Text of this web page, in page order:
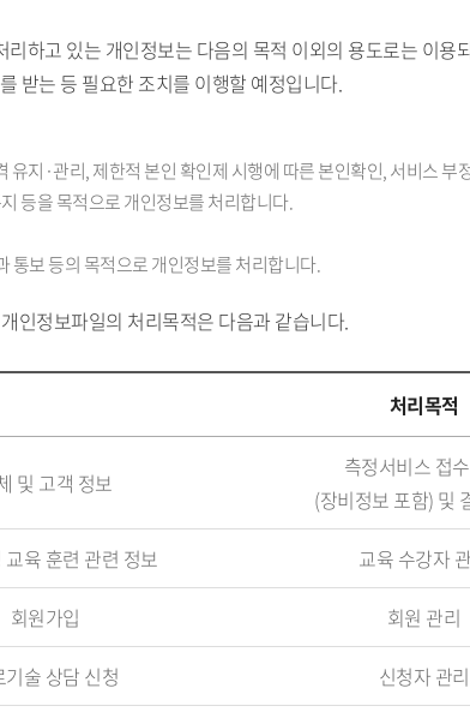
하고 있는 개인정보는 다음의 목적 이외의 용도로는 이용
받는 등 필요한 조치를 이행할 예정입니다.
지·관리, 제한적 본인 확인제 시행에 따른 본인확인, 서비스 부
등을 목적으로 개인정보를 처리합니다.
통보 등의 목적으로 개인정보를 처리합니다.
인정보파일의 처리목적은 다음과 같습니다.
처리목적
및 고객 정보
측정서비스 접
(장비정보 포함) 및
교육 훈련 관련 정보 교육 수강자
회원가입 회원 관리
기술 상담 신청 신청자 관리